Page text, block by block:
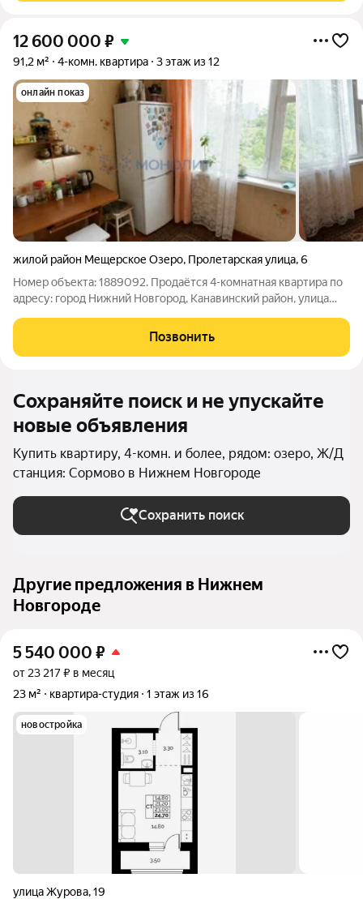
12 600 000 ₽
91,2 м² 4-комн. квартира 3 этаж из 12
онлайн показ
жилой район Мещерское Озеро, Пролетарская улица,6
Номер объекта: 1889092. Продаётся 4-комнатная квартира по
адресу: город Нижний Новгород, Канавинский район, улица
комфортном третьем этаже двенадцатиэтажного дома. В
квартире четыре
Позвонить
Сохраняйте поиск и не упускайте
новые объявления
Купить квартиру, 4-комн. и более, рядом: озеро, Ж/Д
станция: Сормово в Нижнем Новгороде
Сохранить поиск
Другие предложения в Нижнем
Новгороде
5 540 000 ₽
от 23 217 ₽ в месяц
23 м²
квартира-студия 1 этаж из 16
новостройка
улица Журова,19